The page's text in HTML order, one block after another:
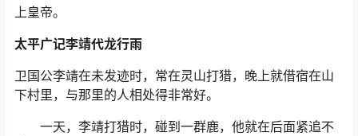
上皇帝。
太平广记李靖代龙行雨
卫国公李靖在未发迹时，常在灵山打猎，晚上就借宿在山
下村里，与那里的人相处得非常好。
一天，李靖打猎时，碰到一群鹿，他就在后面紧追不